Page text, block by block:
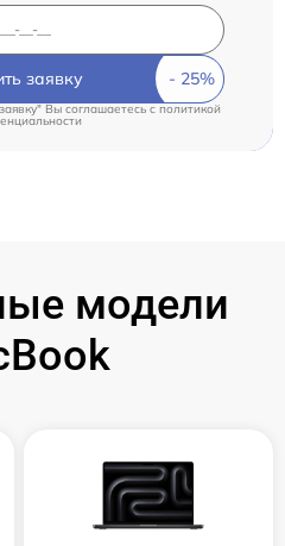
заявку
Вы соглашаетесь cполитикой
модели